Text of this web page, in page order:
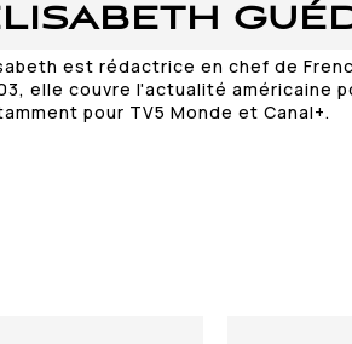
est rédactrice en chef de
elle couvre l'actualité américaine
pour TV5 Monde et Canal+.